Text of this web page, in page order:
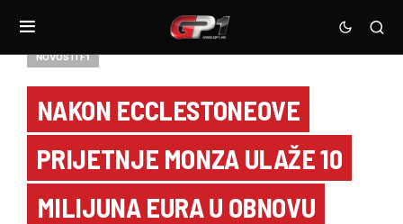
NOVOSTI F1
NAKON ECCLESTONEOVE
PRIJETNJE MONZA ULAŽE 10
MILIJUNA EURA U OBNOVU